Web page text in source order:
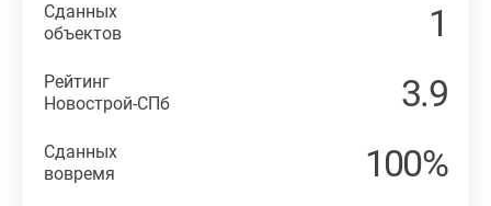
Сданных
объектов
1
Рейтинг
Новострой-СПб
3.9
Сданных
вовремя
100%